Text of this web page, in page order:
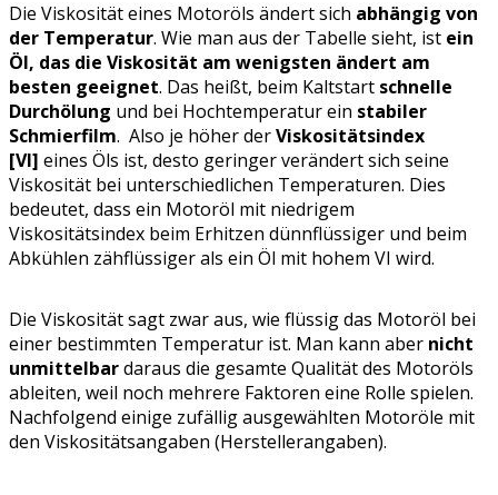
Die Viskosität eines Motoröls ändert sich abhängig von
der Temperatur. Wie man aus der Tabelle sieht, ist ein
Öl, das die Viskosität am wenigsten ändert am
besten geeignet. Das heißt, beim Kaltstart schnelle
Durchölung und bei Hochtemperatur ein stabiler
Schmierfilm. Also je höher derViskositätsindex
[VI] eines Öls ist, desto geringer verändert sich seine
Viskosität bei unterschiedlichen Temperaturen. Dies
bedeutet, dass ein Motoröl mit niedrigem
Viskositätsindex beim Erhitzen dünnflüssiger und beim
Abkühlen zähflüssiger als ein Öl mit hohem VI wird.
Die Viskosität sagt zwar aus, wie flüssig das Motoröl bei
einer bestimmten Temperatur ist. Man kann aber nicht
unmittelbardaraus die gesamte Qualität des Motoröls
ableiten, weil noch mehrere Faktoren eine Rolle spielen.
Nachfolgend einige zufällig ausgewählten Motoröle mit
den Viskositätsangaben (Herstellerangaben).